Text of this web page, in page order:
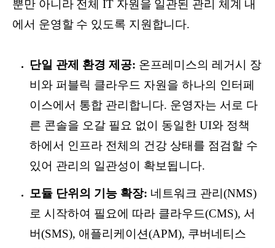
뿐만 아니라 전체 IT 자원을 일관된 관리 체계 내
에서 운영할 수 있도록 지원합니다.
단일 관제 환경 제공: 온프레미스의 레거시 장
비와 퍼블릭 클라우드 자원을 하나의 인터페
이스에서 통합 관리합니다. 운영자는 서로 다
른 콘솔을 오갈 필요 없이 동일한 UI와 정책
하에서 인프라 전체의 건강 상태를 점검할 수
있어 관리의 일관성이 확보됩니다.
모듈 단위의 기능 확장: 네트워크 관리(NMS)
로 시작하여 필요에 따라 클라우드(CMS), 서
버(SMS), 애플리케이션(APM), 쿠버네티스